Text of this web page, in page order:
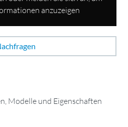
anzuzeigen
Modelle und Eigenschaften